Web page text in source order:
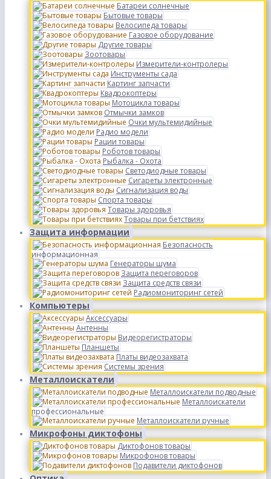
Батареи солнечные
Бытовые товары
Велосипеда товары
Газовое оборудование
Другие товары
Зоотовары
Измерители-контролеры
Инструменты сада
Картинг запчасти
Квадрокоптеры
Мотоцикла товары
Отмычки замков
Очки мультемидийные
Радио модели
Рации товары
Роботов товары
Рыбалка - Охота
Светодиодные товары
Сигареты электронные
Сигнализация воды
Спорта товары
Товары здоровья
Товары при бетствиях
Защита информации
Безопасность
информационная
Генераторы шума
Защита переговоров
Защита средств связи
Радиомониторинг сетей
Компьютеры
Аксессуары
Антенны
Видеорегистраторы
Планшеты
Платы видеозахвата
Системы зрения
Металлоискатели
Металлоискатели подводные
Металлоискатели
профессиональные
Металлоискатели ручные
Микрофоны диктофоны
Диктофонов товары
Микрофонов товары
Подавители диктофонов